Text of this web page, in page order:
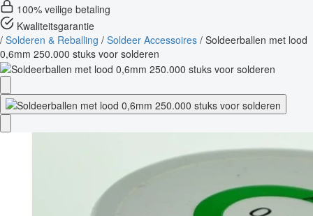
100% veilige betaling
Kwaliteitsgarantie
/ Solderen & Reballing / Soldeer Accessoires / Soldeerballen met lood
0,6mm 250.000 stuks voor solderen